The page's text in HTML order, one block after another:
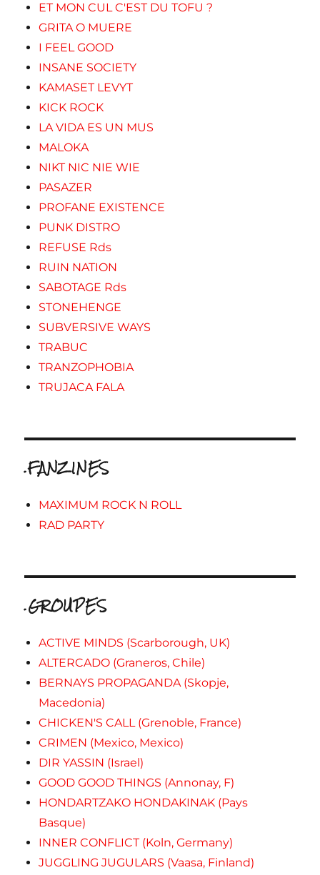
ET MON CUL C'EST DU TOFU ?
GRITA O MUERE
I FEEL GOOD
INSANE SOCIETY
KAMASET LEVYT
KICK ROCK
LA VIDA ES UN MUS
MALOKA
NIKT NIC NIE WIE
PASAZER
PROFANE EXISTENCE
PUNK DISTRO
REFUSE Rds
RUIN NATION
SABOTAGE Rds
STONEHENGE
SUBVERSIVE WAYS
TRABUC
TRANZOPHOBIA
TRUJACA FALA
.FANZINES
MAXIMUM ROCK N ROLL
RAD PARTY
.GROUPES
ACTIVE MINDS (Scarborough, UK)
ALTERCADO (Graneros, Chile)
BERNAYS PROPAGANDA (Skopje,
Macedonia)
CHICKEN'S CALL (Grenoble, France)
CRIMEN (Mexico, Mexico)
DIR YASSIN (Israel)
GOOD GOOD THINGS (Annonay, F)
HONDARTZAKO HONDAKINAK (Pays
Basque)
INNER CONFLICT (Koln, Germany)
JUGGLING JUGULARS (Vaasa, Finland)